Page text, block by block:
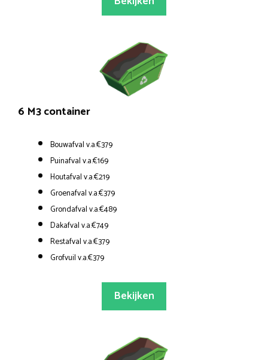
6 M3 container
Bouwafval v.a.€379
Puinafval v.a.€169
Houtafval v.a.€219
Groenafval v.a.€379
Grondafval v.a.€489
Dakafval v.a.€749
Restafval v.a.€379
Grofvuil v.a.€379
Bekijken